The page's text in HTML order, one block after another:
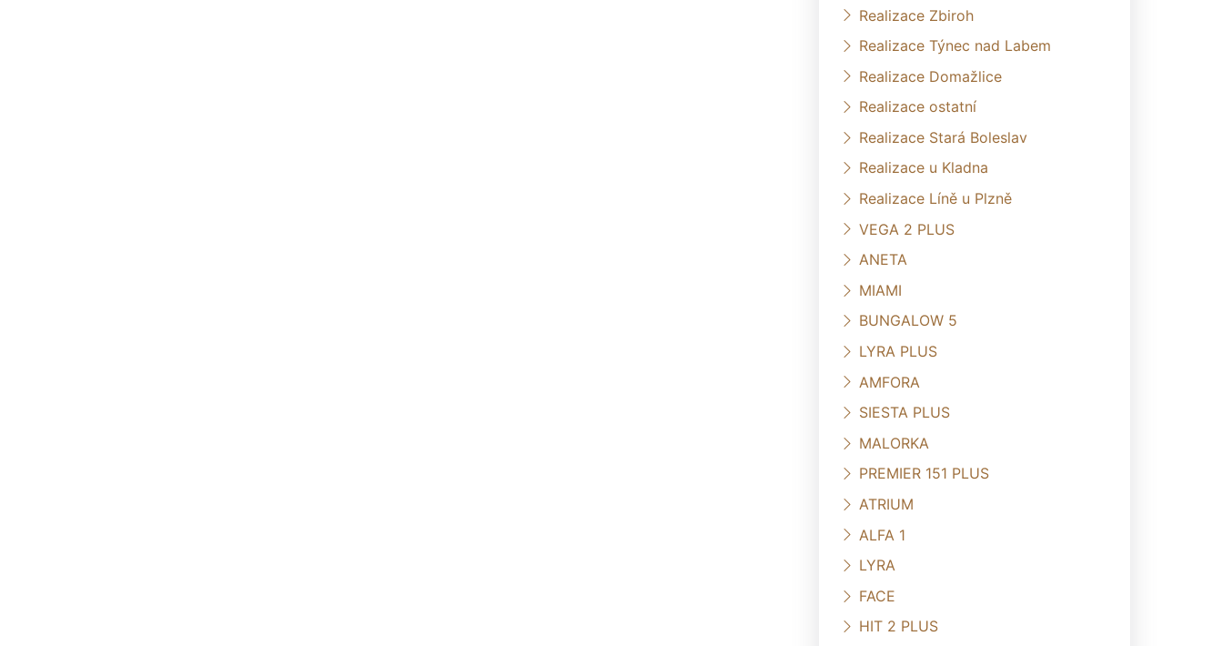
Realizace Zbiroh
Realizace Týnec nad Labem
Realizace Domažlice
Realizace ostatní
Realizace Stará Boleslav
Realizace u Kladna
Realizace Líně u Plzně
VEGA 2 PLUS
ANETA
MIAMI
BUNGALOW 5
LYRA PLUS
AMFORA
SIESTA PLUS
MALORKA
PREMIER 151 PLUS
ATRIUM
ALFA 1
LYRA
FACE
HIT 2 PLUS